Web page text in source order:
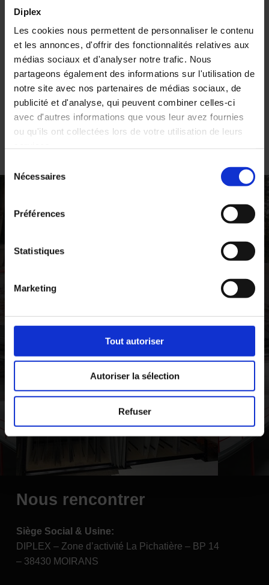
Diplex
Les cookies nous permettent de personnaliser le contenu
et les annonces, d'offrir des fonctionnalités relatives aux
médias sociaux et d'analyser notre trafic. Nous
partageons également des informations sur l'utilisation de
notre site avec nos partenaires de médias sociaux, de
publicité et d'analyse, qui peuvent combiner celles-ci
avec d'autres informations que vous leur avez fournies
ou qu'ils ont collectées lors de votre utilisation de leurs
du Nécessaires
Préférences
Statistiques
Marketing
Tout autoriser
Autoriser la sélection
Refuser
Votre panier est vide.
Voir les produits
Une plateforme galvanisée en extérieur
Article suivant
Des aménagements d'envergure dans ce
nouvel entrepôt
Nous rencontrer
Siège Social & Usine:
DIPLEX – Zone d’activité La Pichatière – BP 14
– 38430 MOIRANS